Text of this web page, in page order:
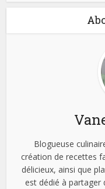
Blogueuse
création de recettes
délicieux, ainsi que
est dédié à partager